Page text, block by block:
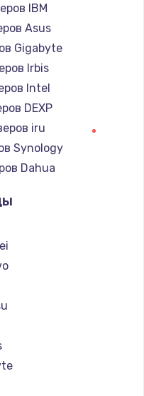
сенсора
датчика
лампы
IBM
Asus
Gigabyte
Irbis
Intel
DEXP
iru
Synology
Dahua